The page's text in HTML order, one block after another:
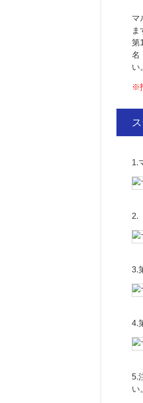
マ
ま
第
名
い
※
1.
2.
3.
4.
5.
い